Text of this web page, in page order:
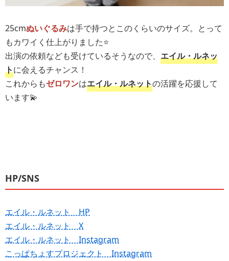
25cmぬいぐるみは手で持つとこのくらいのサイズ。とって
もカワイく仕上がりました⭐️
出演の依頼なども受けているそうなので、 エイル・ルネッ
トに会えるチャンス！
これからもゼロワンはエイル・ルネットの活躍を応援して
います💫
HP/SNS
エイル・ルネット HP
エイル・ルネット X
エイル・ルネット Instagram
こっぱちょすプロジェクト Instagram